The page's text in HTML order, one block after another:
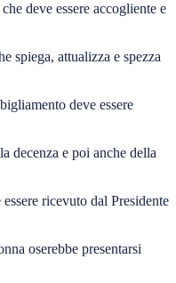
deve essere accogliente e
spiega, attualizza e spezza
deve essere
decenza e poi anche della
ricevuto dal Presidente
oserebbe presentarsi